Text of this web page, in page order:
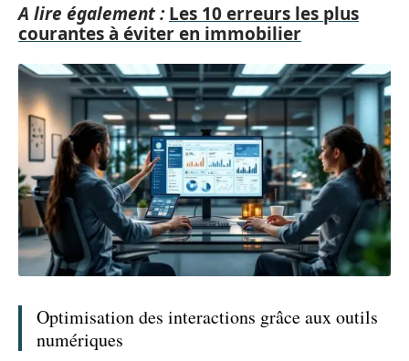
A lire également : Les 10 erreurs les plus
courantes à éviter en immobilier
Optimisation des interactions grâce aux outils
numériques